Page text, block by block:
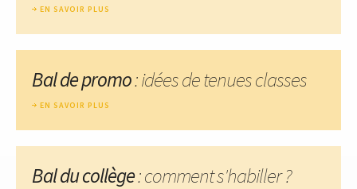
EN SAVOIR PLUS
Bal de promo: idées de tenues classes
EN SAVOIR PLUS
Bal du collège: comment s'habiller ?